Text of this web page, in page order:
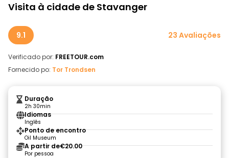
Visita à cidade de Stavanger
9.1 23 Avaliações
Verificado por: FREETOUR.com
Fornecido po: Tor Trondsen
Duração
2h 30min
Idiomas
Inglês
Ponto de encontro
Oil Museum
A partir de€20.00
Por pessoa